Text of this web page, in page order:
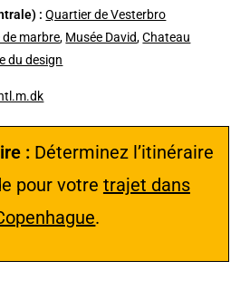
: Quartier de Vesterbro
de marbre, Musée David,Chateau
du design
:Déterminez l’itinéraire
pour votre trajet dans
.